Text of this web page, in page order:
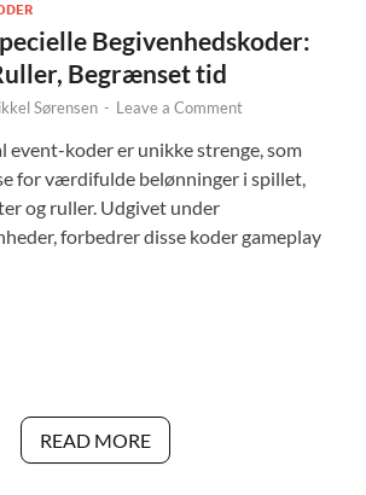
Begivenhedskoder:
Begrænset tid
Sørensen - Leave a Comment
event-koder er unikke strenge, som
for værdifulde belønninger i spillet,
og ruller. Udgivet under
forbedrer disse koder gameplay
READ MORE